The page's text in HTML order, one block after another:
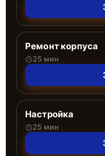
Ремонт корпуса
25 мин
Настройка
25 мин